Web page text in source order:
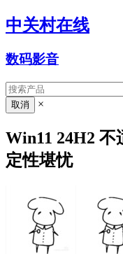
中关村在线
数码影音
×
Win11 24H2 不
定性堪忧